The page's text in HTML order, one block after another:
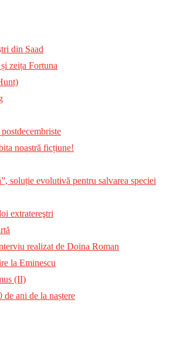
din Saad
zeița Fortuna
noastră ficțiune!
soluție evolutivă pentru salvarea speciei
extratereştri
realizat de Doina Roman
la Eminescu
(II)
ani de la naștere